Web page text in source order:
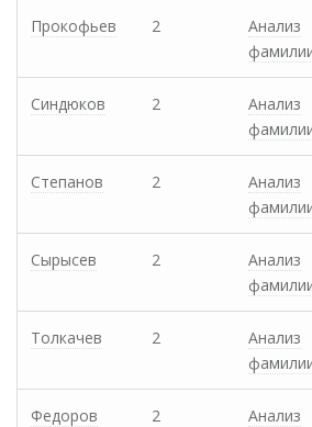
Прокофьев 2
Анализ
Синдюков 2
Анализ
Степанов 2
Анализ
Сырысев 2
Анализ
Толкачев 2
Анализ
Федоров 2
Анализ